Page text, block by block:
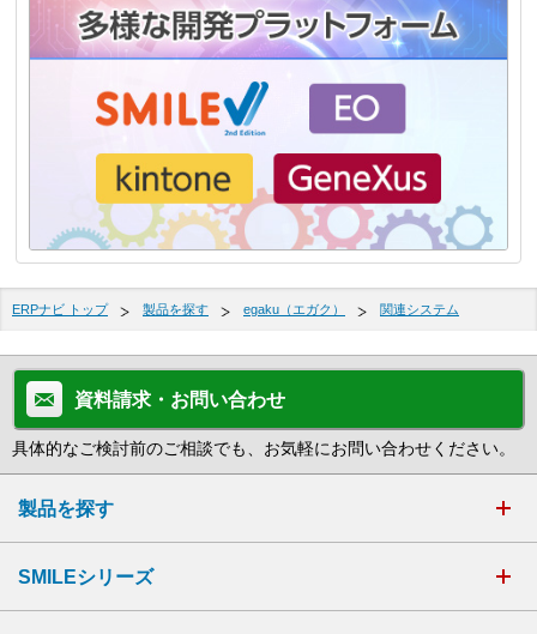
ERPナビ トップ 製品を探す egaku（エガク） 関連システム
資料請求・お問い合わせ
具体的なご検討前のご相談でも、お気軽にお問い合わせください。
製品を探す
SMILEシリーズ